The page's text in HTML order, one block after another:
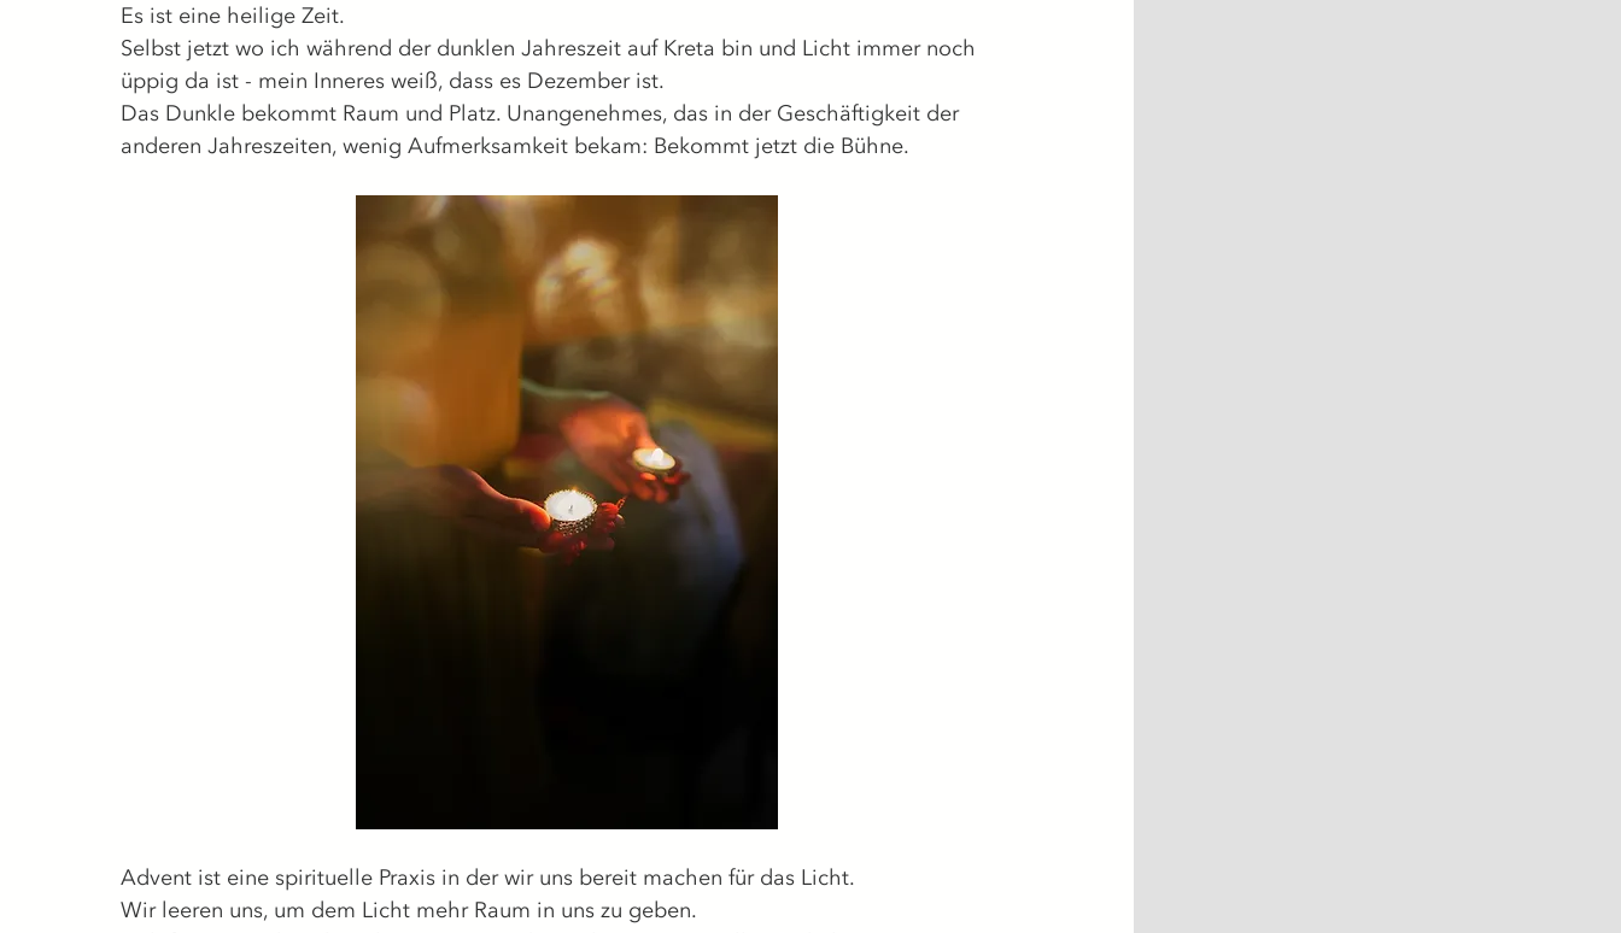
Es ist eine heilige Zeit.
Selbst jetzt wo ich während der dunklen Jahreszeit auf Kreta bin und Licht immer noch
üppig da ist - mein Inneres weiß, dass es Dezember ist.
Das Dunkle bekommt Raum und Platz. Unangenehmes, das in der Geschäftigkeit der
anderen Jahreszeiten, wenig Aufmerksamkeit bekam: Bekommt jetzt die Bühne.
Advent ist eine spirituelle Praxis in der wir uns bereit machen für das Licht.
Wir leeren uns, um dem Licht mehr Raum in uns zu geben.